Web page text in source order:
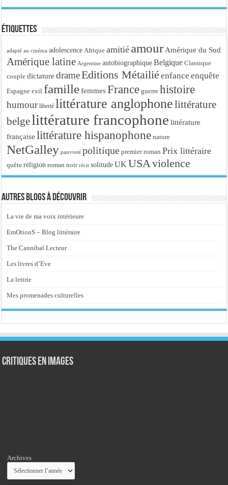
Étiquettes
adapté au cinéma adolescence Afrique amitié amourAmérique du Sud
Amérique latine Argentine autobiographique Belgique Classique
couple dictature drameEditions Métailié enfance enquête
Espagne exil famille femmes France guerre histoire
humour liberté littérature anglophonelittérature
belgelittérature francophone littérature
française littérature hispanophone nature
NetGalley pauvreté politique premier roman Prix littéraire
quête religion roman noir récit solitude UKUSAviolence
Autres blogs à découvrir
La vie de ma voix intérieure
EmOtionS – Blog littéraire
The Cannibal Lecteur
Les livres d’Eve
La lettrie
Mes promenades culturelles
Critiques en images
Archives